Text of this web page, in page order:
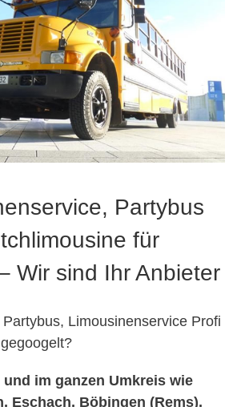
Partybus
für
Wir sind Ihr Anbieter
Partybus, Limousinenservice Profi
und im ganzen Umkreis wie
Eschach, Böbingen (Rems),